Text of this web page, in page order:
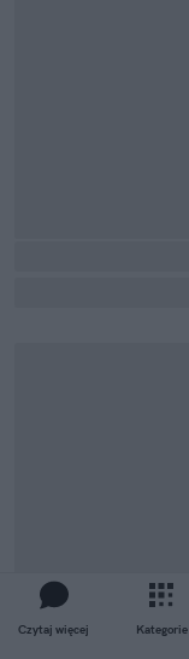
Czytaj więcej Kategorie